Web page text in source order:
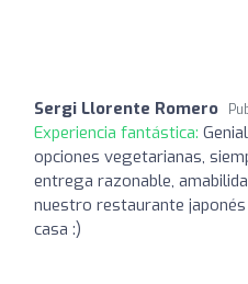
Sergi Llorente Romero
Experiencia fantástica:
opciones vegetarianas,
entrega razonable,
nuestro restaurante
casa :)